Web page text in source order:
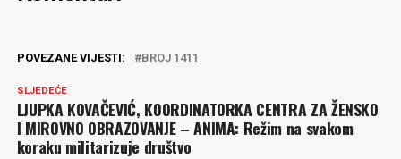
POVEZANE VIJESTI: BROJ 1411
SLJEDEĆE
LJUPKA KOVAČEVIĆ, KOORDINATORKA CENTRA ZA ŽENSKO
I MIROVNO OBRAZOVANJE – ANIMA: Režim na svakom
koraku militarizuje društvo